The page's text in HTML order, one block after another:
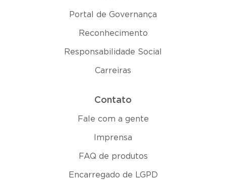
Portal de Governança
Reconhecimento
Responsabilidade Social
Carreiras
Contato
Fale com a gente
Imprensa
FAQ de produtos
Encarregado de LGPD